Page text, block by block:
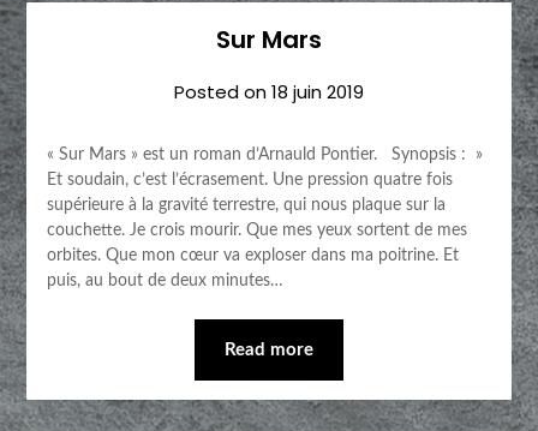
Sur Mars
Posted on18 juin 2019
« Sur Mars » est un roman d’Arnauld Pontier. Synopsis : »
Et soudain, c’est l’écrasement. Une pression quatre fois
supérieure à la gravité terrestre, qui nous plaque sur la
couchette. Je crois mourir. Que mes yeux sortent de mes
orbites. Que mon cœur va exploser dans ma poitrine. Et
puis, au bout de deux minutes…
Read more